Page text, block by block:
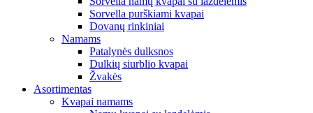
Sorvella purškiami kvapai
Dovanų rinkiniai
Namams
Patalynės dulksnos
Dulkių siurblio kvapai
Žvakės
Asortimentas
Kvapai namams